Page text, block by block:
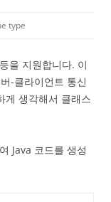
type
을 지원합니다. 이
-클라이언트 통신
게 생각해서 클래스
Java 코드를 생성